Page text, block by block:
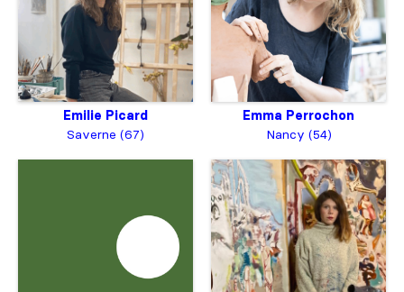
Emilie Picard
Saverne (67)
Emma Perrochon
Nancy (54)